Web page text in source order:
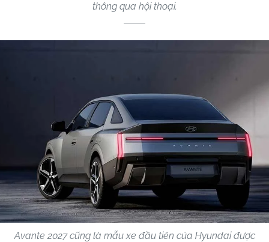
thông qua hội thoại.
Avante 2027 cũng là mẫu xe đầu tiên của Hyundai được